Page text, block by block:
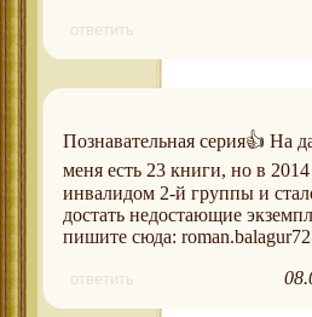
ответить
Познавательная серия👍 На
меня есть 23 книги, но в 2014
инвалидом 2-й группы и
достать недостающие
пишите сюда:
ответить